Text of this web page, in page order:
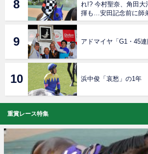
れ!? 今村聖奈、角田大
揮も…安田記念前に師
アドマイヤ「G1・45連
浜中俊「哀愁」の1年
重賞レース特集